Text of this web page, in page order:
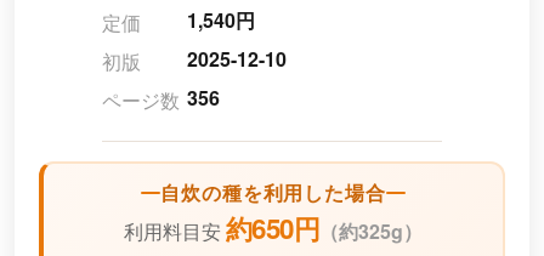
定価
1,540円
初版
2025-12-10
ページ数 356
自炊の種を利用した場合
利用料目安 約650円 （約325g）